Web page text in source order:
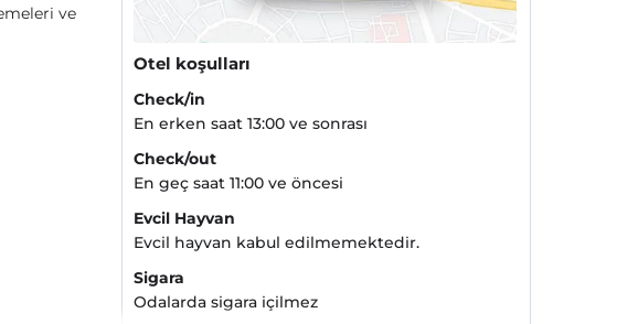
ve
Otel koşulları
Check/in
En erken saat 13:00 ve sonrası
Check/out
En geç saat 11:00 ve öncesi
Evcil Hayvan
Evcil hayvan kabul edilmemektedir.
Sigara
Odalarda sigara içilmez